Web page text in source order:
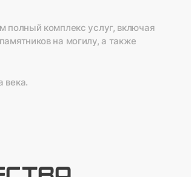
полный комплекс услуг, включая
на могилу, а также
века.